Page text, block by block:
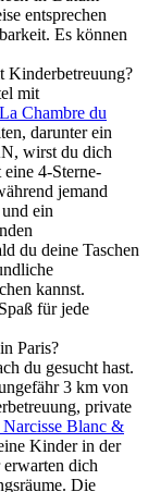
entsprechen
Es können
Kinderbetreuung?
mit
La Chambre du
darunter ein
wirst du dich
eine 4-Sterne-
jemand
ein
du deine Taschen
kannst.
für jede
Paris?
du gesucht hast.
3 km von
private
Blanc &
Kinder in der
dich
Die